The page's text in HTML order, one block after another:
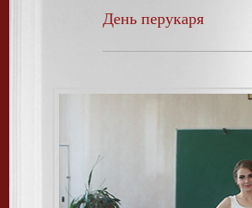
День перукаря